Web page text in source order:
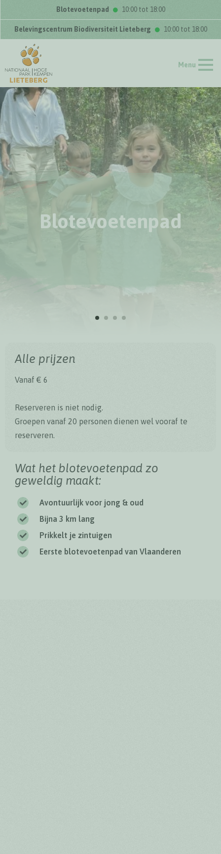
Blotevoetenpad 10:00 tot 18:00
Belevingscentrum Biodiversiteit Lieteberg 10:00 tot 18:00
Menu
Blotevoetenpad
Alle prijzen
Vanaf € 6
Reserveren is niet nodig.
Groepen vanaf 20 personen dienen wel vooraf te
reserveren.
Wat het blotevoetenpad zo
geweldig maakt:
Avontuurlijk voor jong & oud
Bijna 3 km lang
Prikkelt je zintuigen
Eerste blotevoetenpad van Vlaanderen